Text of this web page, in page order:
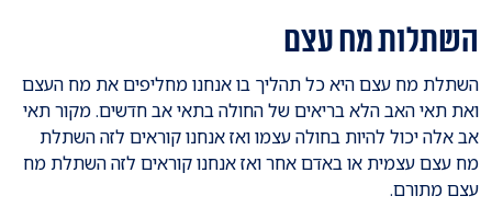
השתלות מח עצם
השתלת מח עצם היא כל תהליך בו אנחנו מחליפים את מח העצם
ואת תאי האב הלא בריאים של החולה בתאי אב חדשים. מקור תאי
אב אלה יכול להיות בחולה עצמו ואז אנחנו קוראים לזה השתלת
מח עצם עצמית או באדם אחר ואז אנחנו קוראים לזה השתלת מח
עצם מתורם.